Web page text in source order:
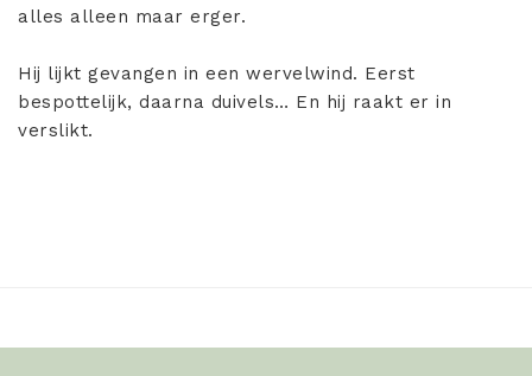
alles alleen maar erger.
Hij lijkt gevangen in een wervelwind. Eerst
bespottelijk, daarna duivels… En hij raakt er in
verslikt.